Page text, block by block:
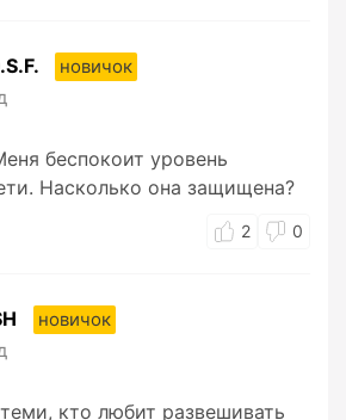
новичок
беспокоит уровень
Насколько она защищена?
2 0
новичок
кто любит развешивать